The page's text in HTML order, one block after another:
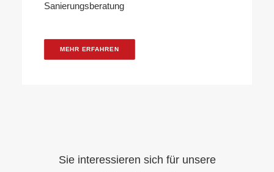
Sanierungsberatung
MEHR ERFAHREN
Sie interessieren sich für unsere